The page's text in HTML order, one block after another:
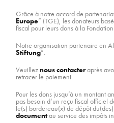
ACTUALITÉS
RAPPORTS D’ACTIVITÉ
CONTACT
Grâce à notre accord de
Europe” (TGE), les donateurs
fiscal pour leurs dons à la
Notre organisation partenaire en
Stiftung”.
Veuilleznous contacteraprès
retracer le paiement.
Pour les dons jusqu’à un montant
pas besoin d’un reçu fiscal officiel
le(s) bordereau(x) de dépôt
documentau service des impôts